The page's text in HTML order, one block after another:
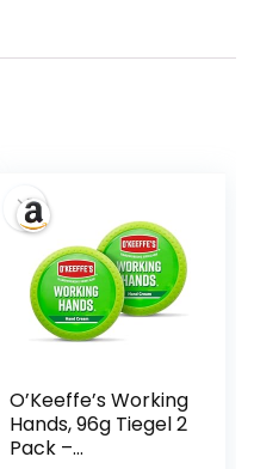
O’Keeffe’s Working
Hands, 96g Tiegel 2
Pack –